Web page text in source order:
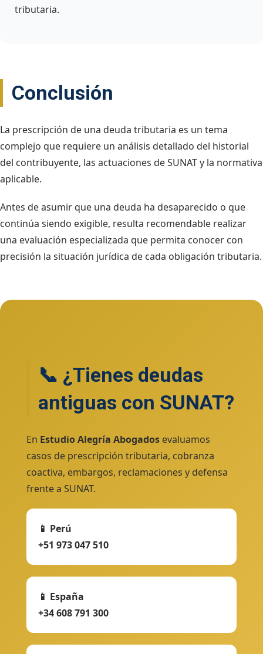
tributaria.
Conclusión
La prescripción de una deuda tributaria es un tema
complejo que requiere un análisis detallado del historial
del contribuyente, las actuaciones de SUNAT y la normativa
aplicable.
Antes de asumir que una deuda ha desaparecido o que
continúa siendo exigible, resulta recomendable realizar
una evaluación especializada que permita conocer con
precisión la situación jurídica de cada obligación tributaria.
📞 ¿Tienes deudas
antiguas con SUNAT?
En Estudio Alegría Abogados evaluamos
casos de prescripción tributaria, cobranza
coactiva, embargos, reclamaciones y defensa
frente a SUNAT.
📱 Perú
+51 973 047 510
📱 España
+34 608 791 300